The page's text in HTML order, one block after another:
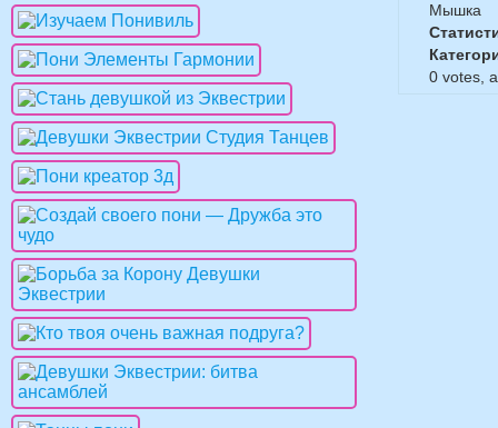
Мышка
0 votes,